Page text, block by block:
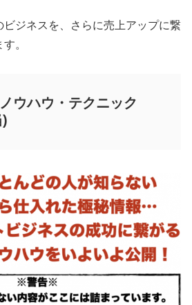
ジネスを、さらに売上アップに繋
。
ウハウ・テクニック